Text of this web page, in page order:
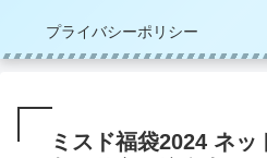
プライバシーポリシー
ミスド福袋2024 ネ